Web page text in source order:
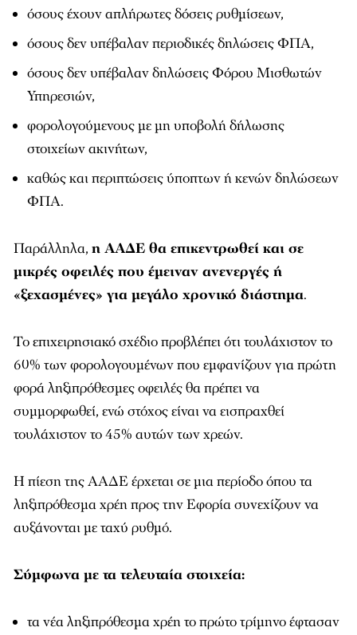
όσους έχουν απλήρωτες δόσεις ρυθμίσεων,
όσους δεν υπέβαλαν περιοδικές δηλώσεις ΦΠΑ,
όσους δεν υπέβαλαν δηλώσεις Φόρου Μισθωτών
Υπηρεσιών,
φορολογούμενους με μη υποβολή δήλωσης
στοιχείων ακινήτων,
καθώς και περιπτώσεις ύποπτων ή κενών δηλώσεων
ΦΠΑ.
Παράλληλα, η ΑΑΔΕ θα επικεντρωθεί και σε
μικρές οφειλές που έμειναν ανενεργές ή
«ξεχασμένες» για μεγάλο χρονικό διάστημα.
Το επιχειρησιακό σχέδιο προβλέπει ότι τουλάχιστον το
60% των φορολογουμένων που εμφανίζουν για πρώτη
φορά ληξιπρόθεσμες οφειλές θα πρέπει να
συμμορφωθεί, ενώ στόχος είναι να εισπραχθεί
τουλάχιστον το 45% αυτών των χρεών.
Η πίεση της ΑΑΔΕ έρχεται σε μια περίοδο όπου τα
ληξιπρόθεσμα χρέη προς την Εφορία συνεχίζουν να
αυξάνονται με ταχύ ρυθμό.
Σύμφωνα με τα τελευταία στοιχεία:
τα νέα ληξιπρόθεσμα χρέη το πρώτο τρίμηνο έφτασαν